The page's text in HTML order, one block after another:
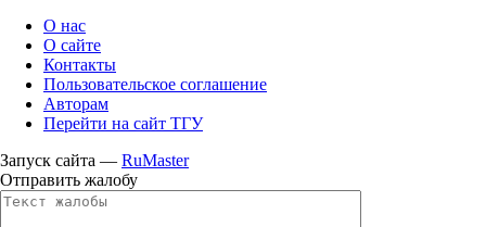
О нас
О сайте
Контакты
Пользовательское соглашение
Авторам
Перейти на сайт ТГУ
Запуск сайта — RuMaster
Отправить жалобу